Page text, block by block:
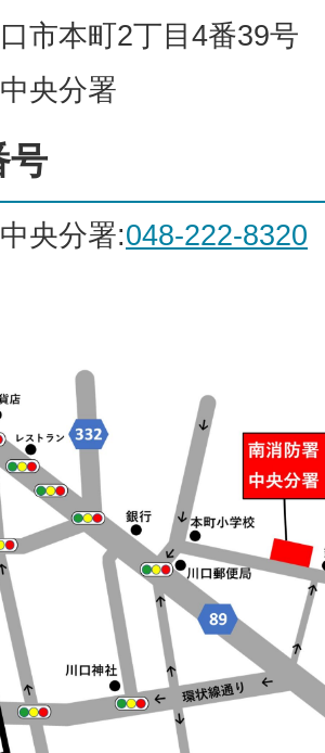
市本町2丁目4番39号
央分署
号
央分署:048-222-8320